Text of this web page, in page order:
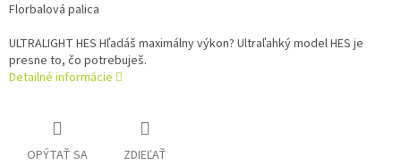
Florbalová palica
ULTRALIGHT HES Hľadáš maximálny výkon? Ultraľahký model HES je
presne to, čo potrebuješ.
Detailné informácie
OPÝTAŤ SA ZDIEĽAŤ